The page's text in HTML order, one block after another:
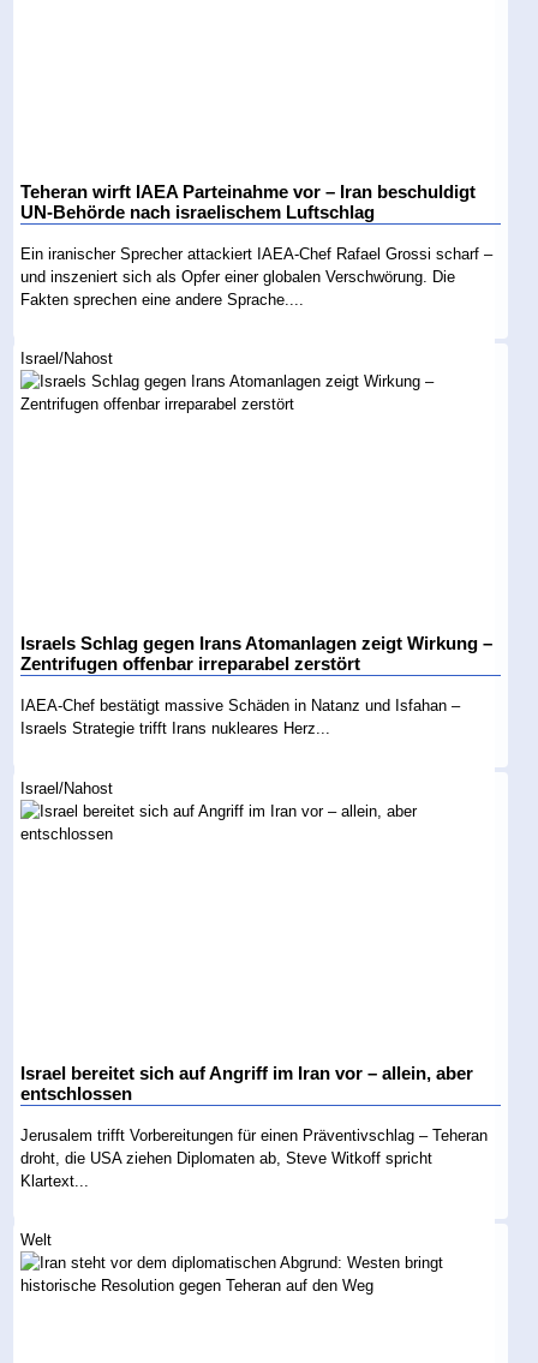
Teheran wirft IAEA Parteinahme vor – Iran beschuldigt
UN-Behörde nach israelischem Luftschlag
Ein iranischer Sprecher attackiert IAEA-Chef Rafael Grossi scharf –
und inszeniert sich als Opfer einer globalen Verschwörung. Die
Fakten sprechen eine andere Sprache....
Israel/Nahost
Israels Schlag gegen Irans Atomanlagen zeigt Wirkung –
Zentrifugen offenbar irreparabel zerstört
IAEA-Chef bestätigt massive Schäden in Natanz und Isfahan –
Israels Strategie trifft Irans nukleares Herz...
Israel/Nahost
Israel bereitet sich auf Angriff im Iran vor – allein, aber
entschlossen
Jerusalem trifft Vorbereitungen für einen Präventivschlag – Teheran
droht, die USA ziehen Diplomaten ab, Steve Witkoff spricht
Klartext...
Welt